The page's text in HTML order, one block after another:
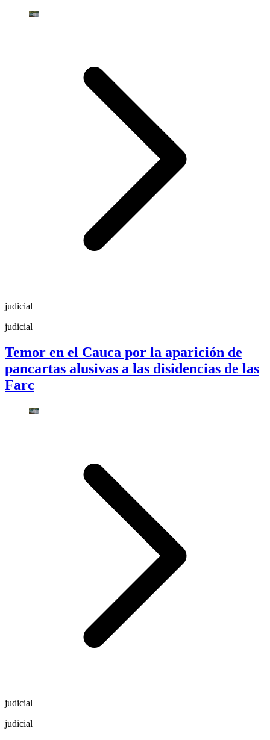
judicial
judicial
Temor en el Cauca por la aparición de
pancartas alusivas a las disidencias de las
Farc
judicial
judicial